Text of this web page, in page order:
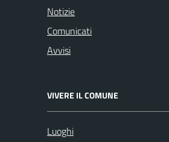
Notizie
Comunicati
Avvisi
VIVERE IL COMUNE
Luoghi